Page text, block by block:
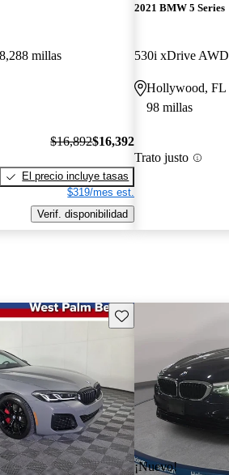
millas
$16,892$16,392
El precio incluye tasas
$319/mes est.
Verif. disponibilidad
2021 BMW 5 Series
530i xDrive AWD
Hollywood, FL
98 millas
Trato justo
Guarda este Aviso
¡Nuevo!